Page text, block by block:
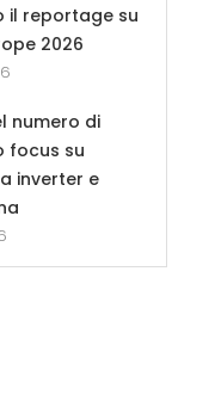
il reportage su
2026
numero di
focus su
inverter e